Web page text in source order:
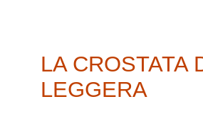
LA CROSTATA
LEGGERA